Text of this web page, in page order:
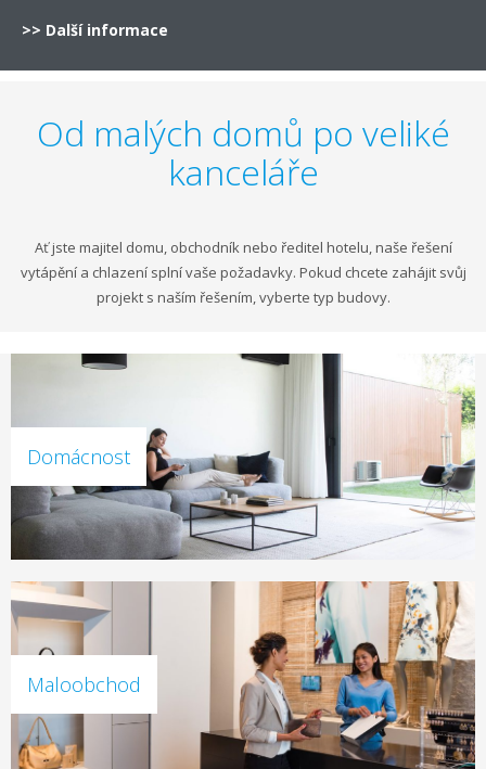
>> Další informace
Od malých domů po veliké
kanceláře
Ať jste majitel domu, obchodník nebo ředitel hotelu, naše řešení
vytápění a chlazení splní vaše požadavky. Pokud chcete zahájit svůj
projekt s naším řešením, vyberte typ budovy.
Domácnost
Maloobchod